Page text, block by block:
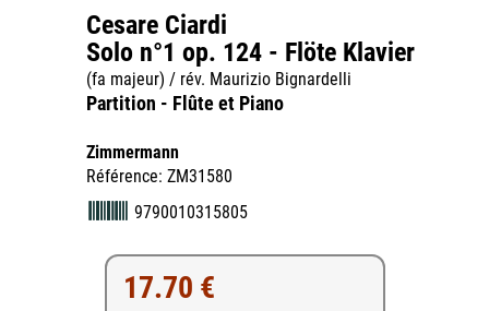
Cesare Ciardi
Solo n°1 op. 124 - Flöte Klavier
(fa majeur) / rév. Maurizio Bignardelli
Partition - Flûte et Piano
Zimmermann
Référence: ZM31580
9790010315805
17.70 €